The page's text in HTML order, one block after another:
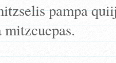
pampa
mitzcuepas.